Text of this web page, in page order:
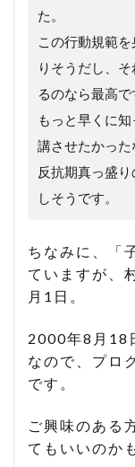
た。
この行動規範
りそうだし、
るのなら最高で
もっと早くに
講させたかった
反抗期真っ盛り
しそうです。
ちなみに、「
ていますが、
月1日。
2000年8月18
なので、プロ
です。
ご興味のある
てもいいのか